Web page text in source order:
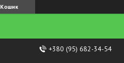
Кошик
+380 (95) 682-34-54